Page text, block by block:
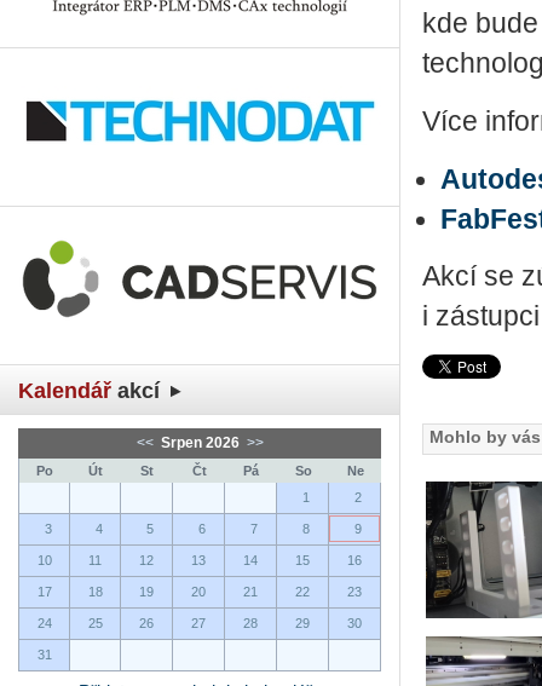
Kalendář akcí
<< Srpen 2026 >>
Po Út St Čt Pá So
Ne
1
2
3 4 5 6 7 8 9
10 11 12 13 14 15 16
17 18 19 20 21 22 23
24 25 26 27 28 29 30
31
kde
Více
Akcí se
i
Mohlo by